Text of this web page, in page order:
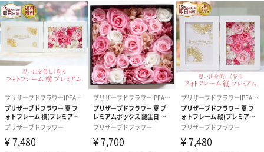
・使用しているお花には個体差がございます。また、1
点1点手作りしておりますので、花材の配置も若干異な
ります。あらかじめご了承下さい。
・本品は観賞用であり食品ではございません。誤飲等
を防ぐため、お子様やペットの手の届かないところに
保管して下さい。
・万が一飲んだ場合や皮膚や目に異常を感じた時は、
すぐに医師に相談し診察を受けて下さい。
・破損や処分の際は、お住まいの自治体の区分に従っ
て下さい。
・一点ずつ手作りであり、自然のものを使用している
ため色合いや形には個体差があります。
また、実物に近い色の写真を使用しておりますが、ご
使用の液晶画面により実物の色と異なって見える場合
がございます。